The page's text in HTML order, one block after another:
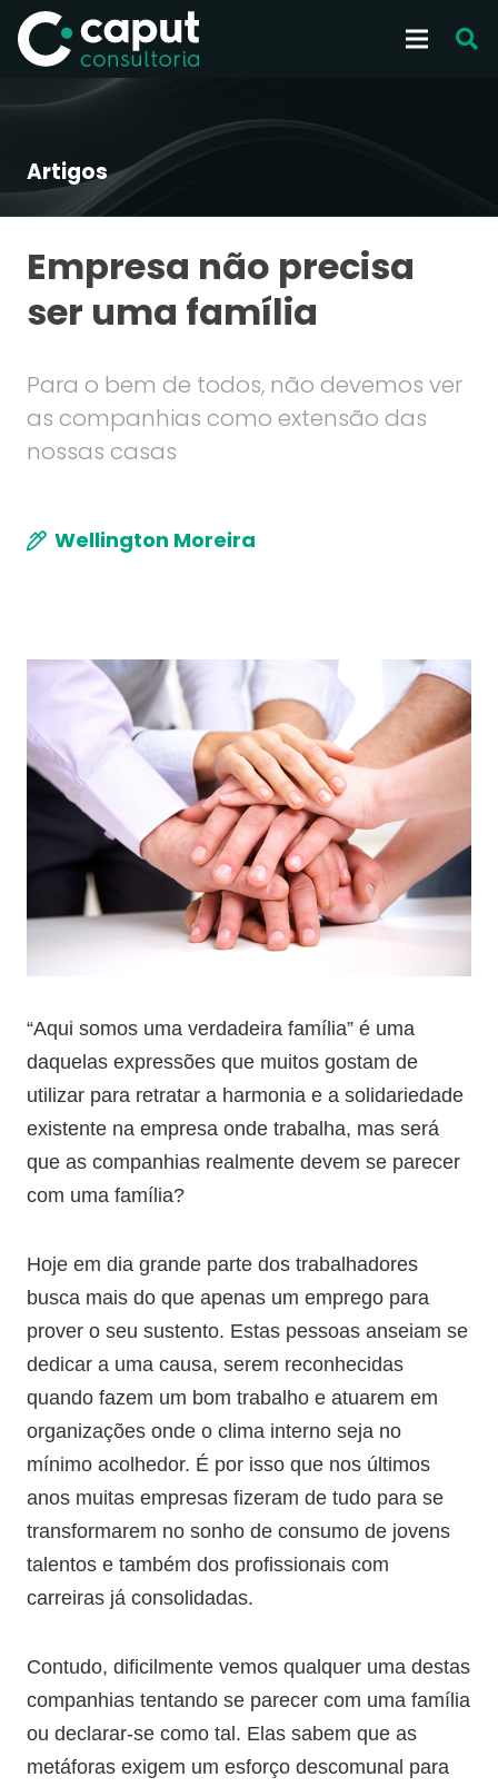
Artigos
Empresa não precisa
ser uma família
Para o bem de todos, não devemos ver
as companhias como extensão das
nossas casas
Wellington Moreira
“Aqui somos uma verdadeira família” é uma
daquelas expressões que muitos gostam de
utilizar para retratar a harmonia e a solidariedade
existente na empresa onde trabalha, mas será
que as companhias realmente devem se parecer
com uma família?
Hoje em dia grande parte dos trabalhadores
busca mais do que apenas um emprego para
prover o seu sustento. Estas pessoas anseiam se
dedicar a uma causa, serem reconhecidas
quando fazem um bom trabalho e atuarem em
organizações onde o clima interno seja no
mínimo acolhedor. É por isso que nos últimos
anos muitas empresas fizeram de tudo para se
transformarem no sonho de consumo de jovens
talentos e também dos profissionais com
carreiras já consolidadas.
Contudo, dificilmente vemos qualquer uma destas
companhias tentando se parecer com uma família
ou declarar-se como tal. Elas sabem que as
metáforas exigem um esforço descomunal para